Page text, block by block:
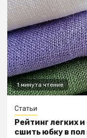
1 минута чтение
Статьи
Рейтинг легких
сшить юбку в пол